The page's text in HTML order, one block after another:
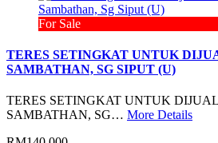
For Sale
TERES SETINGKAT UNTUK
SAMBATHAN, SG SIPUT (U)
TERES SETINGKAT UNTUK
SAMBATHAN, SG… More Details